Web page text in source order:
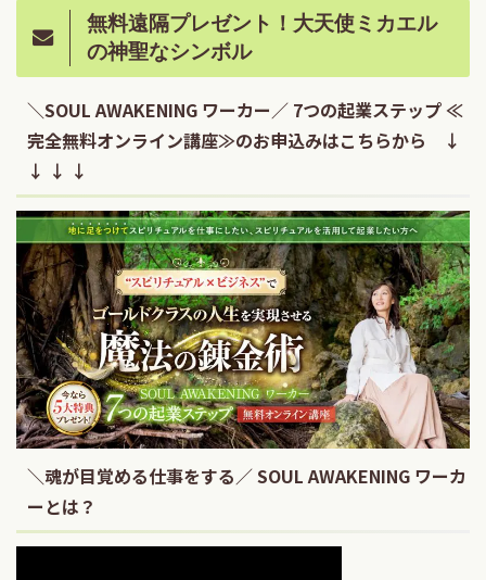
無料遠隔プレゼント！大天使ミカエル
の神聖なシンボル
＼SOUL AWAKENING ワーカー／ 7つの起業ステップ ≪
完全無料オンライン講座≫のお申込みはこちらから ↓
↓ ↓ ↓
＼魂が目覚める仕事をする／ SOUL AWAKENING ワーカ
ーとは？